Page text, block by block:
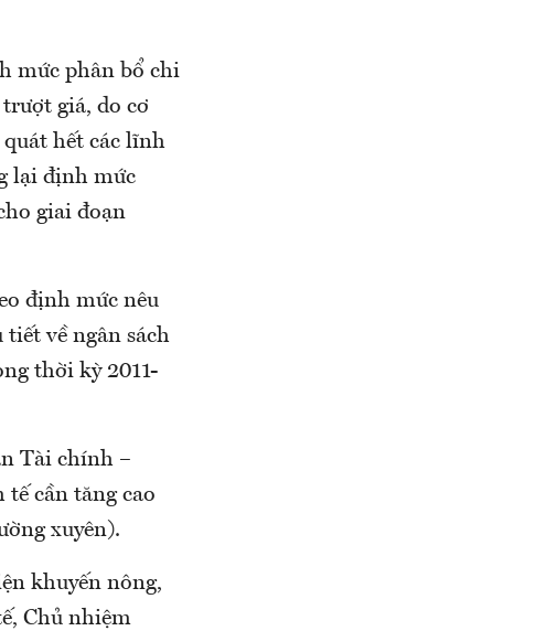
mức phân bổ chi
giá, do cơ
hết các lĩnh
lại định mức
giai đoạn
định mức nêu
về ngân sách
thời kỳ 2011-
Tài chính –
cần tăng cao
xuyên).
khuyến nông,
Chủ nhiệm